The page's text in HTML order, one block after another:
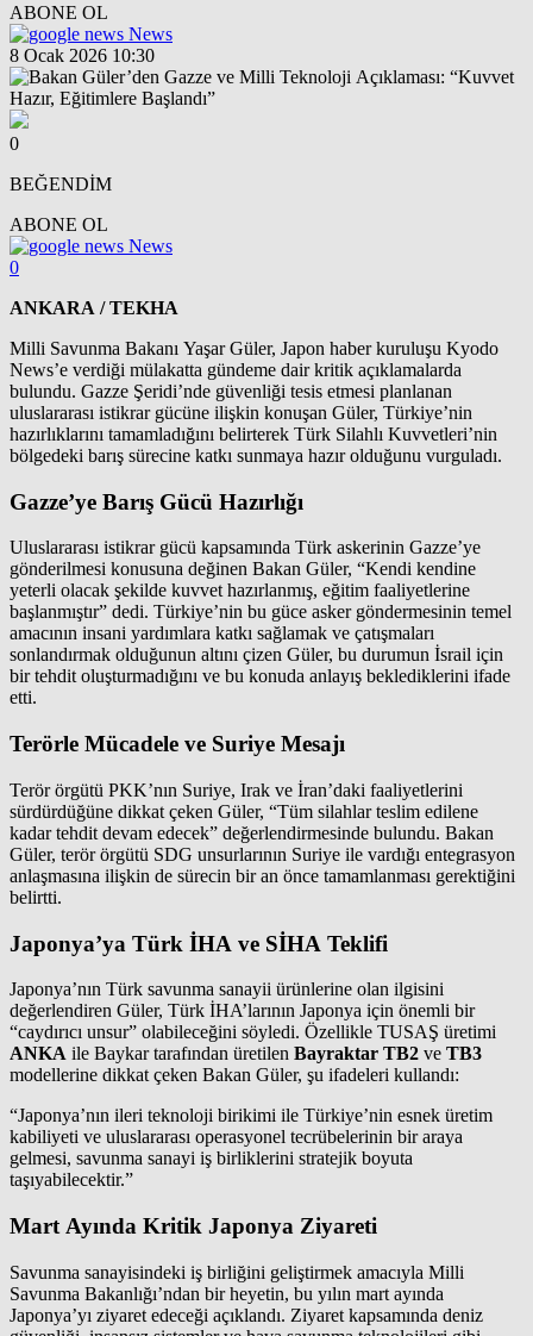
ABONE OL
News
8 Ocak 2026 10:30
0
BEĞENDİM
ABONE OL
News
0
ANKARA / TEKHA
Milli Savunma Bakanı Yaşar Güler, Japon haber kuruluşu Kyodo
News’e verdiği mülakatta gündeme dair kritik açıklamalarda
bulundu. Gazze Şeridi’nde güvenliği tesis etmesi planlanan
uluslararası istikrar gücüne ilişkin konuşan Güler, Türkiye’nin
hazırlıklarını tamamladığını belirterek Türk Silahlı Kuvvetleri’nin
bölgedeki barış sürecine katkı sunmaya hazır olduğunu vurguladı.
Gazze’ye Barış Gücü Hazırlığı
Uluslararası istikrar gücü kapsamında Türk askerinin Gazze’ye
gönderilmesi konusuna değinen Bakan Güler, “Kendi kendine
yeterli olacak şekilde kuvvet hazırlanmış, eğitim faaliyetlerine
başlanmıştır” dedi. Türkiye’nin bu güce asker göndermesinin temel
amacının insani yardımlara katkı sağlamak ve çatışmaları
sonlandırmak olduğunun altını çizen Güler, bu durumun İsrail için
bir tehdit oluşturmadığını ve bu konuda anlayış beklediklerini ifade
etti.
Terörle Mücadele ve Suriye Mesajı
Terör örgütü PKK’nın Suriye, Irak ve İran’daki faaliyetlerini
sürdürdüğüne dikkat çeken Güler, “Tüm silahlar teslim edilene
kadar tehdit devam edecek” değerlendirmesinde bulundu. Bakan
Güler, terör örgütü SDG unsurlarının Suriye ile vardığı entegrasyon
anlaşmasına ilişkin de sürecin bir an önce tamamlanması gerektiğini
belirtti.
Japonya’ya Türk İHA ve SİHA Teklifi
Japonya’nın Türk savunma sanayii ürünlerine olan ilgisini
değerlendiren Güler, Türk İHA’larının Japonya için önemli bir
“caydırıcı unsur” olabileceğini söyledi. Özellikle TUSAŞ üretimi
ANKA ile Baykar tarafından üretilen Bayraktar TB2 ve TB3
modellerine dikkat çeken Bakan Güler, şu ifadeleri kullandı:
“Japonya’nın ileri teknoloji birikimi ile Türkiye’nin esnek üretim
kabiliyeti ve uluslararası operasyonel tecrübelerinin bir araya
gelmesi, savunma sanayi iş birliklerini stratejik boyuta
taşıyabilecektir.”
Mart Ayında Kritik Japonya Ziyareti
Savunma sanayisindeki iş birliğini geliştirmek amacıyla Milli
Savunma Bakanlığı’ndan bir heyetin, bu yılın mart ayında
Japonya’yı ziyaret edeceği açıklandı. Ziyaret kapsamında deniz